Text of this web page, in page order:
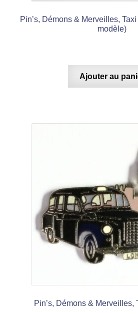
Pin’s, Démons & Merveilles,
modèle)
Ajouter au
Pin’s, Démons & Merveilles,